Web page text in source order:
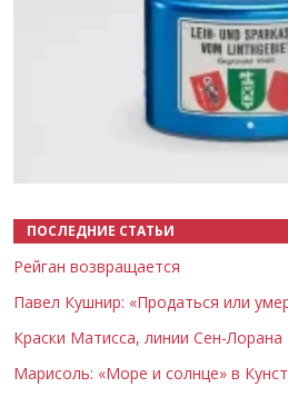
ПОСЛЕДНИЕ СТАТЬИ
Рейган возвращается
Павел Кушнир: «Продаться или
Краски Матисса, линии Сен-Лорана
Марисоль: «Море и солнце» в